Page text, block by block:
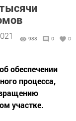
988 0 0
обеспечении
процесса,
участке.